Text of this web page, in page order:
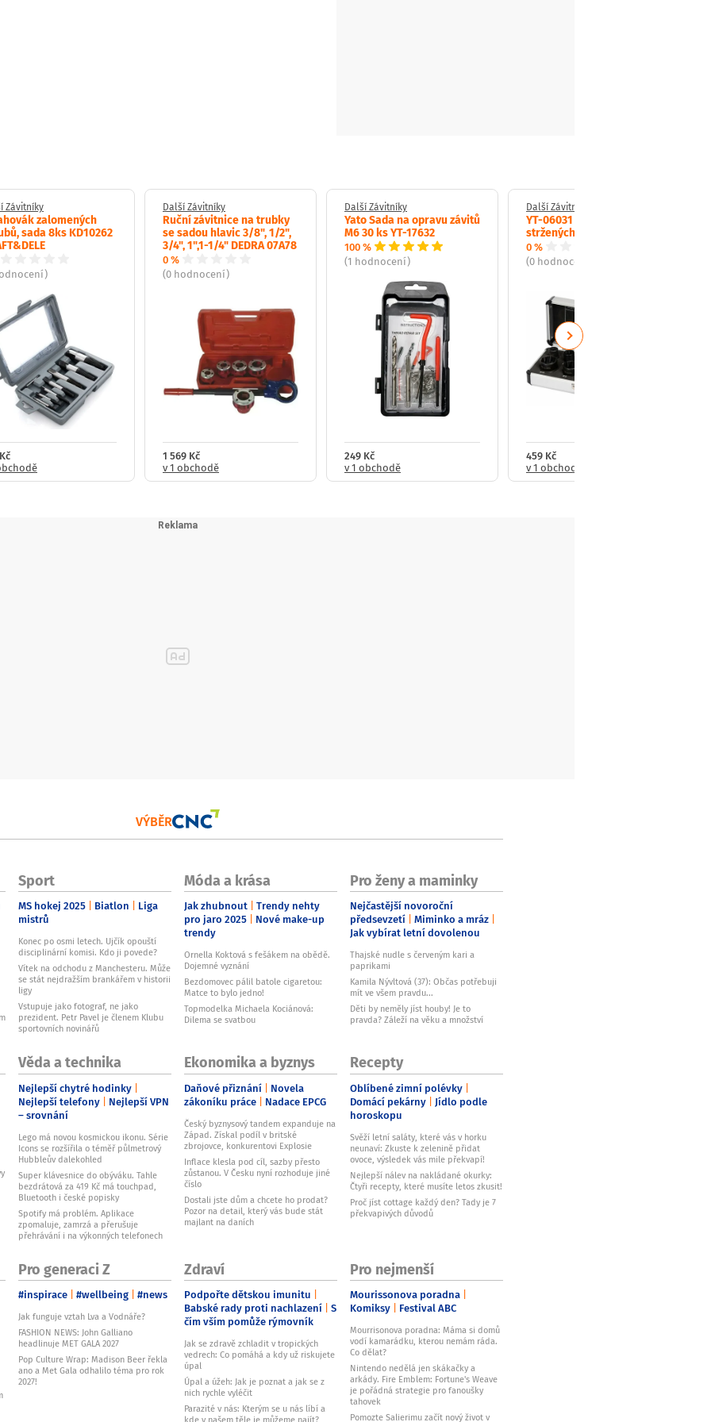
Závitníky
zalomených
sada 8ks KD10262
Další Závitníky
Ruční závitnice na trubky
se sadou hlavic 3/8", 1/2",
3/4", 1",1-1/4" DEDRA 07A78
0 %
(0 hodnocení)
1 569 Kč
v 1 obchodě
Další Závitníky
Yato Sada na opravu závitů
M6 30 ks YT-17632
100 %
(1 hodnocení)
249 Kč
v 1 obchodě
Další Závitníky
YT-06031 Sada vytahováků
stržených šroubů 10ks
0 %
(0 hodnocení)
459 Kč
v 1 obchodě
Next
VÝBĚR
Sport
MS hokej 2025 Biatlon
Liga
mistrů
Konec po osmi letech. Ujčík opouští
disciplinární komisi. Kdo ji povede?
Vítek na odchodu z Manchesteru. Může
se stát nejdražším brankářem v historii
ligy
Vstupuje jako fotograf, ne jako
prezident. Petr Pavel je členem Klubu
sportovních novinářů
Móda a krása
Jak zhubnout Trendy nehty
pro jaro 2025 Nové make-up
trendy
Ornella Koktová s fešákem na obědě.
Dojemné vyznání
Bezdomovec pálil batole cigaretou:
Matce to bylo jedno!
Topmodelka Michaela Kociánová:
Dilema se svatbou
Pro ženy a maminky
Nejčastější novoroční
předsevzetí Miminko a mráz
Jak vybírat letní dovolenou
Thajské nudle s červeným kari a
paprikami
Kamila Nývltová (37): Občas potřebuji
mít ve všem pravdu...
Děti by neměly jíst houby! Je to
pravda? Záleží na věku a množství
Věda a technika
Nejlepší chytré hodinky
Nejlepší telefony Nejlepší VPN
– srovnání
Lego má novou kosmickou ikonu. Série
Icons se rozšířila o téměř půlmetrový
Hubbleův dalekohled
Super klávesnice do obýváku. Tahle
bezdrátová za 419 Kč má touchpad,
Bluetooth i české popisky
Spotify má problém. Aplikace
zpomaluje, zamrzá a přerušuje
přehrávání i na výkonných telefonech
Ekonomika a byznys
Daňové přiznání Novela
zákoníku práce Nadace EPCG
Český byznysový tandem expanduje na
Západ. Získal podíl v britské
zbrojovce, konkurentovi Explosie
Inflace klesla pod cíl, sazby přesto
zůstanou. V Česku nyní rozhoduje jiné
číslo
Dostali jste dům a chcete ho prodat?
Pozor na detail, který vás bude stát
majlant na daních
Recepty
Oblíbené zimní polévky
Domácí pekárny Jídlo podle
horoskopu
Svěží letní saláty, které vás v horku
neunaví: Zkuste k zelenině přidat
ovoce, výsledek vás mile překvapí!
Nejlepší nálev na nakládané okurky:
Čtyři recepty, které musíte letos zkusit!
Proč jíst cottage každý den? Tady je 7
překvapivých důvodů
Pro generaci Z
#inspirace #wellbeing #news
Jak funguje vztah Lva a Vodnáře?
FASHION NEWS: John Galliano
headlinuje MET GALA 2027
Pop Culture Wrap: Madison Beer řekla
ano a Met Gala odhalilo téma pro rok
2027!
Zdraví
Podpořte dětskou imunitu
Babské rady proti nachlazení S
čím vším pomůže rýmovník
Jak se zdravě zchladit v tropických
vedrech: Co pomáhá a kdy už riskujete
úpal
Úpal a úžeh: Jak je poznat a jak se z
nich rychle vyléčit
Parazité v nás: Kterým se u nás líbí a
Pro nejmenší
Mourissonova poradna
Komiksy Festival ABC
Mourrisonova poradna: Máma si domů
vodí kamarádku, kterou nemám ráda.
Co dělat?
Nintendo nedělá jen skákačky a
arkády. Fire Emblem: Fortune's Weave
je pořádná strategie pro fanoušky
tahovek
Pomozte Salierimu začít nový život v